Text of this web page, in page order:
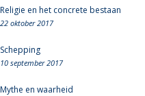
Religie en het concrete bestaan
22 oktober 2017
Schepping
10 september 2017
Mythe en waarheid